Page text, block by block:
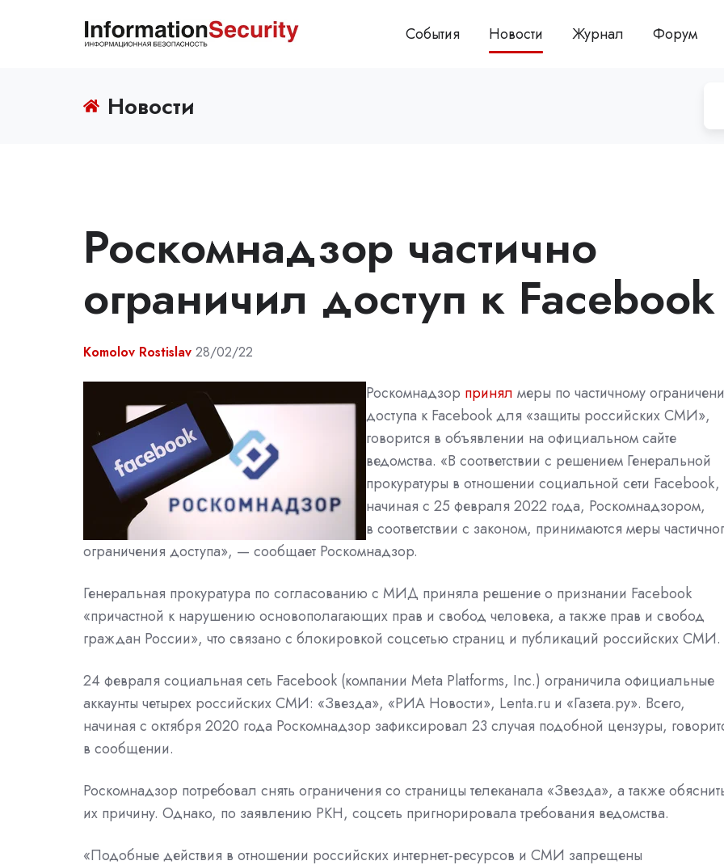
События Новости Журнал Форум
Новости
Роскомнадзор частично
ограничил доступ к Facebook
Komolov Rostislav 28/02/22
Роскомнадзор принял меры по частичному
доступа к Facebook для «защиты российских СМИ»,
говорится в объявлении на официальном сайте
ведомства. «В соответствии с решением Генеральной
прокуратуры в отношении социальной сети Facebook,
начиная с 25 февраля 2022 года, Роскомнадзором,
в соответствии с законом, принимаются меры
ограничения доступа», — сообщает Роскомнадзор.
Генеральная прокуратура по согласованию с МИД приняла решение о признании Facebook
«причастной к нарушению основополагающих прав и свобод человека, а также прав и свобод
граждан России», что связано с блокировкой соцсетью страниц и публикаций российских СМИ.
24 февраля социальная сеть Facebook (компании Meta Platforms, Inc.) ограничила официальные
аккаунты четырех российских СМИ: «Звезда», «РИА Новости», Lenta.ru и «Газета.ру». Всего,
начиная с октября 2020 года Роскомнадзор зафиксировал 23 случая подобной цензуры,
в сообщении.
Роскомнадзор потребовал снять ограничения со страницы телеканала «Звезда», а также
их причину. Однако, по заявлению РКН, соцсеть пригнорировала требования ведомства.
«Подобные действия в отношении российских интернет-ресурсов и СМИ запрещены